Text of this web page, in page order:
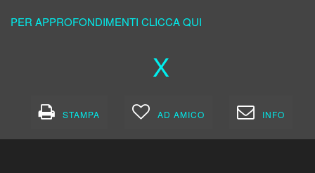
PER APPROFONDIMENTI CLICCA QUI
X
STAMPA AD AMICO INFO